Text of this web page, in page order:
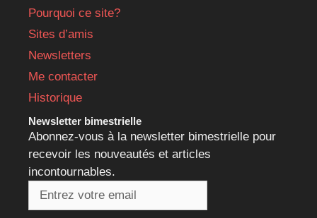
Pourquoi ce site?
Sites d’amis
Newsletters
Me contacter
Historique
Newsletter bimestrielle
Abonnez-vous à la newsletter bimestrielle pour
recevoir les nouveautés et articles
incontournables.